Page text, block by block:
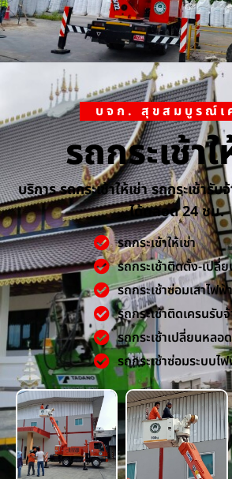
บจก. สุขสมบูรณ์เ
รถกระเช้าใ
บริการ รถกระเช้าให้เช่า รถกระเช้ารั
ได้ตลอด 24 ชม.
รถกระเช้าให้เช่า
รถกระเช้าติดตั้ง-เปลี่
รถกระเช้าซ่อมเสาไฟฟ้า
รถกระเช้าติดเครนรับ
รถกระเช้าเปลี่ยนหลอ
รถกระเช้าซ่อมระบบไ